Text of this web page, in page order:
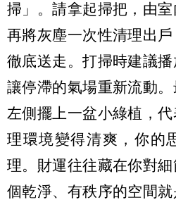
掃」。請拿起掃把，由室
再將灰塵一次性清理出
徹底送走。打掃時建議播
讓停滯的氣場重新流動
左側擺上一盆小綠植，
理環境變得清爽，你的
理。財運往往藏在你對
個乾淨、有秩序的空間就